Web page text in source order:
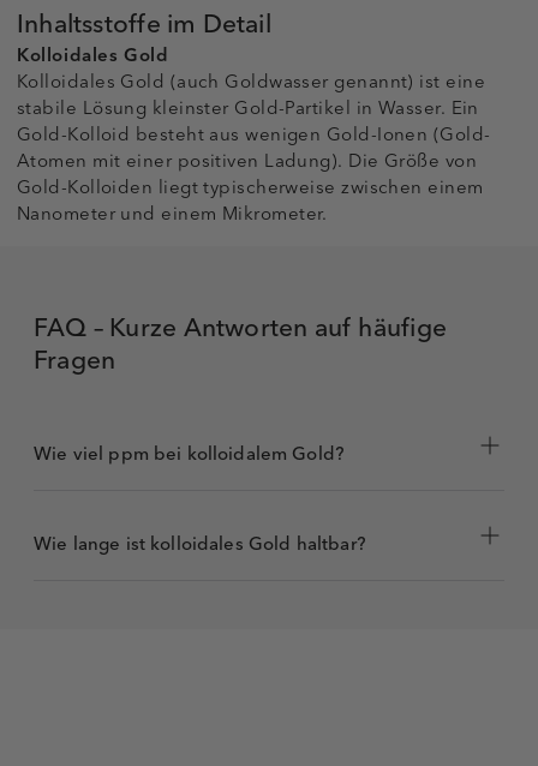
Inhaltsstoffe im Detail
Kolloidales Gold
Kolloidales Gold (auch Goldwasser genannt) ist eine
stabile Lösung kleinster Gold-Partikel in Wasser. Ein
Gold-Kolloid besteht aus wenigen Gold-Ionen (Gold-
Atomen mit einer positiven Ladung). Die Größe von
Gold-Kolloiden liegt typischerweise zwischen einem
Nanometer und einem Mikrometer.
FAQ – Kurze Antworten auf häufige
Fragen
Wie viel ppm bei kolloidalem Gold?
Wie lange ist kolloidales Gold haltbar?